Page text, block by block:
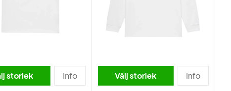
storlek Info Välj storlek Info